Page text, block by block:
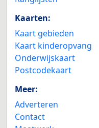
Kaarten:
Kaart gebieden
Kaart kinderopvang
Onderwijskaart
Postcodekaart
Meer:
Adverteren
Contact